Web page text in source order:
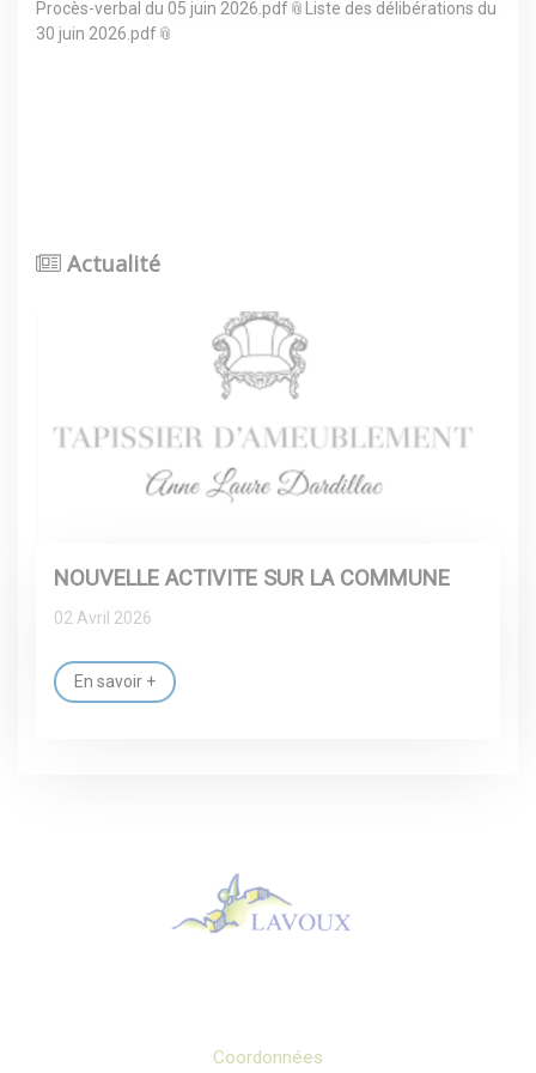
Procès-verbal du 05 juin 2026.pdf
Liste des délibérations du
30 juin 2026.pdf
Actualité
NOUVELLE ACTIVITE SUR LA COMMUNE
02 Avril 2026
En savoir +
Coordonnées